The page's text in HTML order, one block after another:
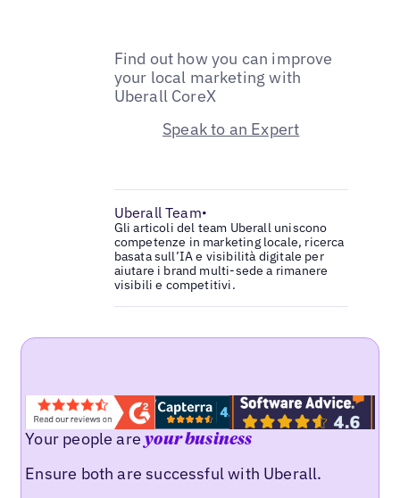
Find out how you can improve
your local marketing with
Uberall CoreX
Speak to an Expert
Uberall Team•
Gli articoli del team Uberall uniscono
competenze in marketing locale, ricerca
basata sull’IA e visibilità digitale per
aiutare i brand multi-sede a rimanere
visibili e competitivi.
Your people areyour business
Ensure both are successful with Uberall.